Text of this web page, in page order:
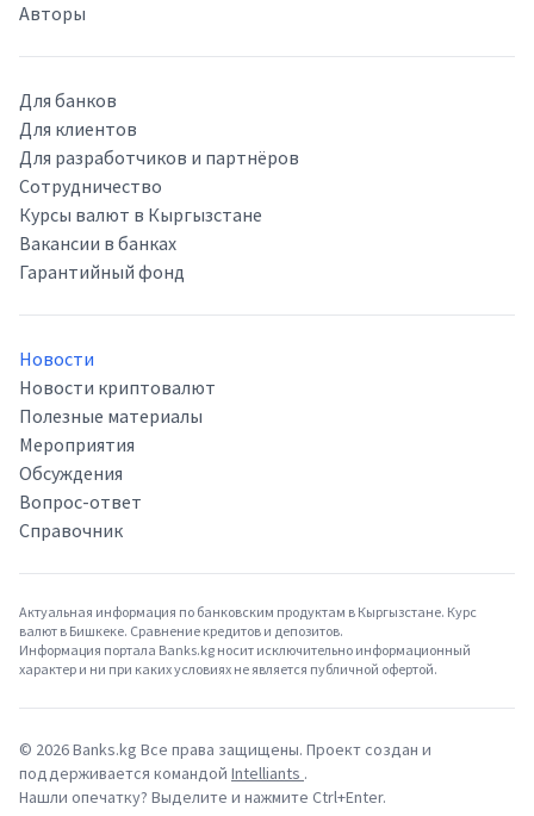
Авторы
Для банков
Для клиентов
Для разработчиков и партнёров
Сотрудничество
Курсы валют в Кыргызстане
Вакансии в банках
Гарантийный фонд
Новости
Новости криптовалют
Полезные материалы
Мероприятия
Обсуждения
Вопрос-ответ
Справочник
Актуальная информация по банковским продуктам в Кыргызстане. Курс
валют в Бишкеке. Сравнение кредитов и депозитов.
Информация портала Banks.kg носит исключительно информационный
характер и ни при каких условиях не является публичной офертой.
© 2026Banks.kg Все права защищены. Проект создан и
поддерживается командой Intelliants .
Нашли опечатку? Выделите и нажмите Ctrl+Enter.